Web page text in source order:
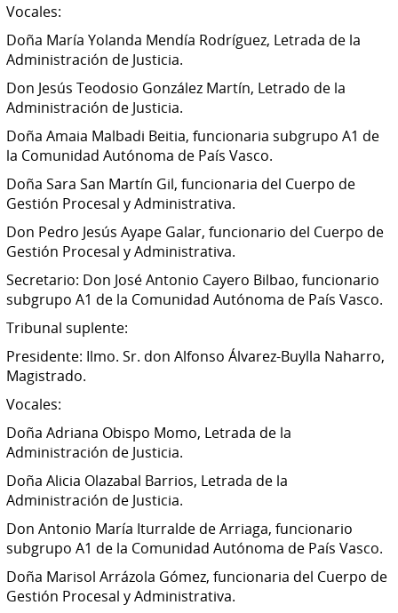
Vocales:
Doña María Yolanda Mendía Rodríguez, Letrada de la
Administración de Justicia.
Don Jesús Teodosio González Martín, Letrado de la
Administración de Justicia.
Doña Amaia Malbadi Beitia, funcionaria subgrupo A1 de
la Comunidad Autónoma de País Vasco.
Doña Sara San Martín Gil, funcionaria del Cuerpo de
Gestión Procesal y Administrativa.
Don Pedro Jesús Ayape Galar, funcionario del Cuerpo de
Gestión Procesal y Administrativa.
Secretario: Don José Antonio Cayero Bilbao, funcionario
subgrupo A1 de la Comunidad Autónoma de País Vasco.
Tribunal suplente:
Presidente: Ilmo. Sr. don Alfonso Álvarez-Buylla Naharro,
Magistrado.
Vocales:
Doña Adriana Obispo Momo, Letrada de la
Administración de Justicia.
Doña Alicia Olazabal Barrios, Letrada de la
Administración de Justicia.
Don Antonio María Iturralde de Arriaga, funcionario
subgrupo A1 de la Comunidad Autónoma de País Vasco.
Doña Marisol Arrázola Gómez, funcionaria del Cuerpo de
Gestión Procesal y Administrativa.